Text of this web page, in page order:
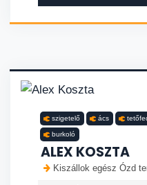
szigetelő ács
burkoló
ALEX KOSZTA
Kiszállok egész Ózd